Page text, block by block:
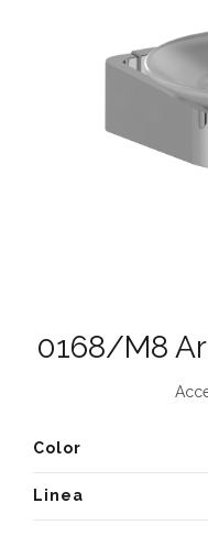
0168/M8
Color
Linea
Solo tenes